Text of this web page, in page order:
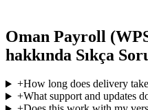
Oman Payroll
hakkında Sıkça
+How long does delivery
+What support and updates